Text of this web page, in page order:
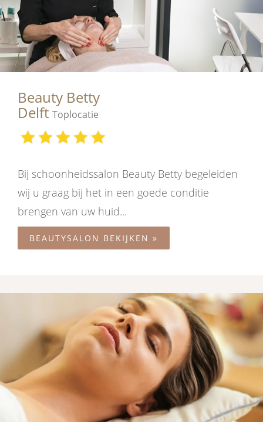
Beauty Betty
Delft Toplocatie
Bij schoonheidssalon Beauty Betty begeleiden
wij u graag bij het in een goede conditie
brengen van uw huid...
BEAUTYSALON BEKIJKEN »